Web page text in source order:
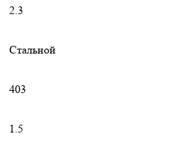
2.3
Стальной
403
1.5